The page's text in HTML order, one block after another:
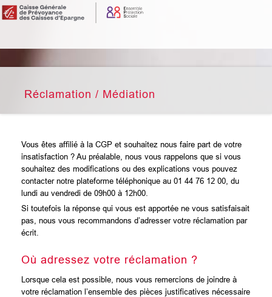
Réclamation / Médiation
Vous êtes affilié à la CGP et souhaitez nous faire part de votre
insatisfaction ? Au préalable, nous vous rappelons que si vous
souhaitez des modifications ou des explications vous pouvez
contacter notre plateforme téléphonique au 01 44 76 12 00, du
lundi au vendredi de 09h00 à 12h00.
Si toutefois la réponse qui vous est apportée ne vous satisfaisait
pas, nous vous recommandons d’adresser votre réclamation par
écrit.
Où adressez votre réclamation ?
Lorsque cela est possible, nous vous remercions de joindre à
votre réclamation l’ensemble des pièces justificatives nécessaire